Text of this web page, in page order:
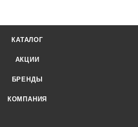
КАТАЛОГ
АКЦИИ
БРЕНДЫ
КОМПАНИЯ